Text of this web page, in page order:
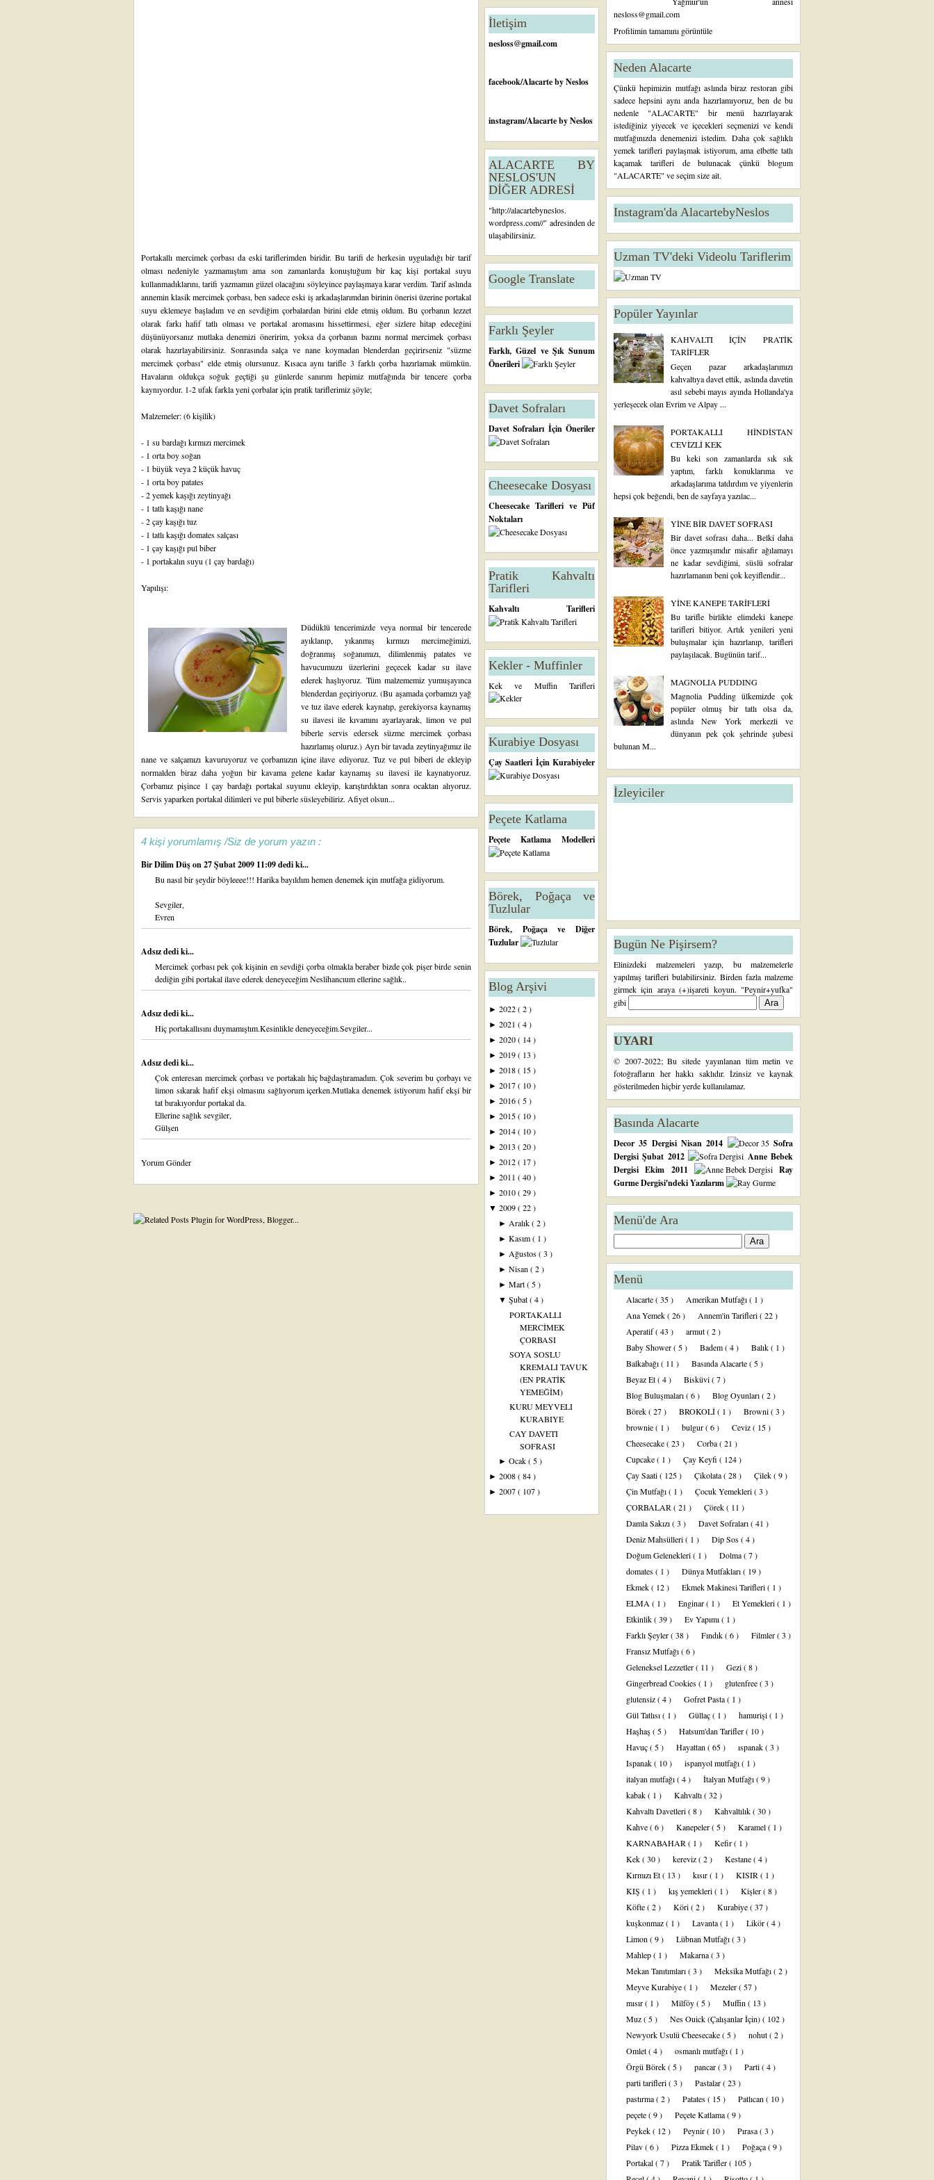
Portakallı mercimek çorbası da eski tariflerimden biridir. Bu tarifi de herkesin uyguladığı bir tarif
olması nedeniyle yazmamıştım ama son zamanlarda konuştuğum bir kaç kişi portakal suyu
kullanmadıklarını, tarifi yazmamın güzel olacağını söyleyince paylaşmaya karar verdim. Tarif aslında
annemin klasik mercimek çorbası, ben sadece eski iş arkadaşlarımdan birinin önerisi üzerine portakal
suyu eklemeye başladım ve en sevdiğim çorbalardan birini elde etmiş oldum. Bu çorbanın lezzet
olarak farkı hafif tatlı olması ve portakal aromasını hissettirmesi, eğer sizlere hitap edeceğini
düşünüyorsanız mutlaka denemizi öneririm, yoksa da çorbanın bazını normal mercimek çorbası
olarak hazırlayabilirsiniz. Sonrasında salça ve nane koymadan blenderdan geçirirseniz "süzme
mercimek çorbası" elde etmiş olursunuz. Kısaca aynı tarifle 3 farklı çorba hazırlamak mümkün.
Havaların oldukça soğuk geçtiği şu günlerde sanırım hepimiz mutfağında bir tencere çorba
kaynıyordur. 1-2 ufak farkla yeni çorbalar için pratik tariflerimiz şöyle;
Malzemeler: (6 kişilik)
- 1 su bardağı kırmızı mercimek
- 1 orta boy soğan
- 1 büyük veya 2 küçük havuç
- 1 orta boy patates
- 2 yemek kaşığı zeytinyağı
- 1 tatlı kaşığı nane
- 2 çay kaşığı tuz
- 1 tatlı kaşığı domates salçası
- 1 çay kaşığı pul biber
- 1 portakalın suyu (1 çay bardağı)
Yapılışı:
Düdüklü tencerimizde veya normal bir tencerede
ayıklanıp, yıkanmış kırmızı mercimeğimizi,
doğranmış soğanımızı, dilimlenmiş patates ve
havucumuzu üzerlerini geçecek kadar su ilave
ederek haşlıyoruz. Tüm malzememiz yumuşayınca
blenderdan geçiriyoruz. (Bu aşamada çorbamızı yağ
ve tuz ilave ederek kaynatıp, gerekiyorsa kaynamış
su ilavesi ile kıvamını ayarlayarak, limon ve pul
biberle servis edersek süzme mercimek çorbası
hazırlamış oluruz.) Ayrı bir tavada zeytinyağımız ile
nane ve salçamızı kavuruyoruz ve çorbamızın içine ilave ediyoruz. Tuz ve pul biberi de ekleyip
normalden biraz daha yoğun bir kavama gelene kadar kaynamış su ilavesi ile kaynatıyoruz.
Çorbamız pişince 1 çay bardağı portakal suyunu ekleyip, karıştırdıktan sonra ocaktan alıyoruz.
Servis yaparken portakal dilimleri ve pul biberle süsleyebiliriz. Afiyet olsun...
4 kişi yorumlamış /Siz de yorum yazın :
Bir Dilim Düşon 27 Şubat 2009 11:09 dedi ki...
Bu nasıl bir şeydir böyleeee!!! Harika bayıldım hemen denemek için mutfağa gidiyorum.
Sevgiler,
Evren
Adsız dedi ki...
Mercimek çorbası pek çok kişinin en sevdiği çorba olmakla beraber bizde çok pişer birde senin
dediğin gibi portakal ilave ederek deneyeceğim Neslihancıum ellerine sağlık..
Adsız dedi ki...
Hiç portakallısını duymamıştım.Kesinlikle deneyeceğim.Sevgiler...
Adsız dedi ki...
Çok enteresan mercimek çorbası ve portakalı hiç bağdaştıramadım. Çok severim bu çorbayı ve
limon sıkarak hafif ekşi olmasını sağlıyorum içerken.Mutlaka denemek istiyorum hafif ekşi bir
tat bırakıyordur portakal da.
Ellerine sağlık sevgiler,
Gülşen
Yorum Gönder
İletişim
nesloss@gmail.com
facebook/Alacarte by Neslos
instagram/Alacarte by Neslos
ALACARTE BY
NESLOS'UN
DİĞER ADRESİ
"http://alacartebyneslos.
wordpress.com//" adresinden de
ulaşabilirsiniz.
Google Translate
Farklı Şeyler
Farklı, Güzel ve Şık Sunum
Önerileri
Davet Sofraları
Davet Sofraları İçin Öneriler
Cheesecake Dosyası
Cheesecake Tarifleri ve Püf
Noktaları
Pratik Kahvaltı
Tarifleri
Kahvaltı Tarifleri
Kekler - Muffinler
Kek ve Muffin Tarifleri
Kurabiye Dosyası
Çay Saatleri İçin Kurabiyeler
Peçete Katlama
Peçete Katlama Modelleri
Börek, Poğaça ve
Tuzlular
Börek, Poğaça ve Diğer
Tuzlular
Blog Arşivi
► 2022( 2 )
► 2021 ( 4 )
► 2020( 14 )
► 2019( 13 )
► 2018( 15 )
► 2017( 10 )
► 2016( 5 )
► 2015( 10 )
► 2014( 10 )
► 2013 ( 20 )
► 2012( 17 )
► 2011 ( 40 )
► 2010( 29 )
▼ 2009( 22 )
►Aralık( 2 )
►Kasım( 1 )
►Ağustos( 3 )
►Nisan( 2 )
►Mart( 5 )
▼Şubat( 4 )
PORTAKALLI
MERCİMEK
ÇORBASI
SOYA SOSLU
KREMALI TAVUK
(EN PRATİK
YEMEĞİM)
KURU MEYVELI
KURABIYE
CAY DAVETI
SOFRASI
►Ocak( 5 )
► 2008( 84 )
► 2007( 107 )
nesloss@gmail.com
Profilimin tamamını görüntüle
Neden Alacarte
Çünkü hepimizin mutfağı aslında biraz restoran gibi
sadece hepsini aynı anda hazırlamıyoruz, ben de bu
nedenle "ALACARTE" bir menü hazırlayarak
istediğiniz yiyecek ve içecekleri seçmenizi ve kendi
mutfağınızda denemenizi istedim. Daha çok sağlıklı
yemek tarifleri paylaşmak istiyorum, ama elbette tatlı
kaçamak tarifleri de bulunacak çünkü blogum
"ALACARTE" ve seçim size ait.
Instagram'da AlacartebyNeslos
Uzman TV'deki Videolu Tariflerim
Popüler Yayınlar
KAHVALTI İÇİN PRATİK
TARİFLER
Geçen pazar arkadaşlarımızı
kahvaltıya davet ettik, aslında davetin
asıl sebebi mayıs ayında Hollanda'ya
yerleşecek olan Evrim ve Alpay ...
PORTAKALLI HİNDİSTAN
CEVİZLİ KEK
Bu keki son zamanlarda sık sık
yaptım, farklı konuklarıma ve
arkadaşlarıma tatdırdım ve yiyenlerin
hepsi çok beğendi, ben de sayfaya yazılac...
YİNE BİR DAVET SOFRASI
Bir davet sofrası daha... Belki daha
önce yazmışımdır misafir ağılamayı
ne kadar sevdiğimi, süslü sofralar
hazırlamanın beni çok keyiflendir...
YİNE KANEPE TARİFLERİ
Bu tarifle birlikte elimdeki kanepe
tarifleri bitiyor. Artık yenileri yeni
buluşmalar için hazırlanıp, tarifleri
paylaşılacak. Bugünün tarif...
MAGNOLIA PUDDING
Magnolia Pudding ülkemizde çok
popüler olmuş bir tatlı olsa da,
aslında New York merkezli ve
dünyanın pek çok şehrinde şubesi
bulunan M...
İzleyiciler
Bugün Ne Pişirsem?
Elinizdeki malzemeleri yazıp, bu malzemelerle
yapılmış tarifleri bulabilirsiniz. Birden fazla malzeme
girmek için araya (+)işareti koyun. "Peynir+yufka"
gibi
UYARI
© 2007-2022; Bu sitede yayınlanan tüm metin ve
fotoğrafların her hakkı saklıdır. İzinsiz ve kaynak
gösterilmeden hiçbir yerde kullanılamaz.
Basında Alacarte
Decor 35 Dergisi Nisan 2014
Sofra
Dergisi Şubat 2012
Anne Bebek
Dergisi Ekim 2011
Ray
Gurme Dergisi'ndeki Yazılarım
Menü'de Ara
Menü
Alacarte( 35 ) Amerikan Mutfağı( 1 )
Ana Yemek( 26 ) Annem'in Tarifleri( 22 )
Aperatif( 43 ) armut( 2 )
Baby Shower( 5 ) Badem( 4 ) Balık( 1 )
Balkabağı( 11 ) Basında Alacarte( 5 )
Beyaz Et( 4 ) Bisküvi( 7 )
Blog Buluşmaları( 6 ) Blog Oyunları( 2 )
Börek( 27 ) BROKOLİ( 1 ) Browni( 3 )
brownie( 1 ) bulgur( 6 ) Ceviz( 15 )
Cheesecake( 23 ) Corba( 21 )
Cupcake( 1 ) Çay Keyfi ( 124 )
Çay Saati( 125 ) Çikolata( 28 ) Çilek( 9 )
Çin Mutfağı( 1 ) Çocuk Yemekleri( 3 )
ÇORBALAR ( 21 ) Çörek( 11 )
Damla Sakızı( 3 ) Davet Sofraları( 41 )
Deniz Mahsülleri( 1 ) Dip Sos( 4 )
Doğum Gelenekleri( 1 ) Dolma( 7 )
domates( 1 ) Dünya Mutfakları( 19 )
Ekmek( 12 ) Ekmek Makinesi Tarifleri( 1 )
ELMA ( 1 ) Enginar( 1 ) Et Yemekleri( 1 )
Etkinlik( 39 ) Ev Yapımı( 1 )
Farklı Şeyler( 38 ) Fındık( 6 ) Filmler( 3 )
Fransız Mutfağı( 6 )
Geleneksel Lezzetler( 11 ) Gezi( 8 )
Gingerbread Cookies( 1 ) glutenfree( 3 )
glutensiz( 4 ) Gofret Pasta( 1 )
Gül Tatlısı( 1 ) Güllaç( 1 ) hamurişi( 1 )
Haşhaş( 5 ) Hatsum'dan Tarifler( 10 )
Havuç( 5 ) Hayattan ( 65 ) ıspanak( 3 )
Ispanak( 10 ) ispanyol mutfağı( 1 )
italyan mutfağı( 4 ) İtalyan Mutfağı( 9 )
kabak( 1 ) Kahvaltı( 32 )
Kahvaltı Davetleri( 8 ) Kahvaltılık( 30 )
Kahve( 6 ) Kanepeler( 5 ) Karamel( 1 )
KARNABAHAR ( 1 ) Kefir( 1 )
Kek( 30 ) kereviz( 2 ) Kestane( 4 )
Kırmızı Et( 13 ) kısır( 1 ) KISIR ( 1 )
KIŞ ( 1 ) kış yemekleri( 1 ) Kişler( 8 )
Köfte( 2 ) Köri( 2 ) Kurabiye( 37 )
kuşkonmaz( 1 ) Lavanta( 1 ) Likör( 4 )
Limon ( 9 ) Lübnan Mutfağı( 3 )
Mahlep( 1 ) Makarna( 3 )
Mekan Tanıtımları( 3 ) Meksika Mutfağı( 2 )
Meyve Kurabiye( 1 ) Mezeler( 57 )
mısır( 1 ) Milföy( 5 ) Muffin ( 13 )
Muz( 5 ) Nes Ouick (Çalışanlar İçin)( 102 )
Newyork Usulü Cheesecake( 5 ) nohut( 2 )
Omlet( 4 ) osmanlı mutfağı( 1 )
Örgü Börek( 5 ) pancar( 3 ) Parti( 4 )
parti tarifleri( 3 ) Pastalar( 23 )
pastırma( 2 ) Patates( 15 ) Patlıcan ( 10 )
peçete( 9 ) Peçete Katlama( 9 )
Peykek( 12 ) Peynir( 10 ) Pırasa( 3 )
Pilav( 6 ) Pizza Ekmek( 1 ) Poğaça( 9 )
Portakal( 7 ) Pratik Tarifler( 105 )